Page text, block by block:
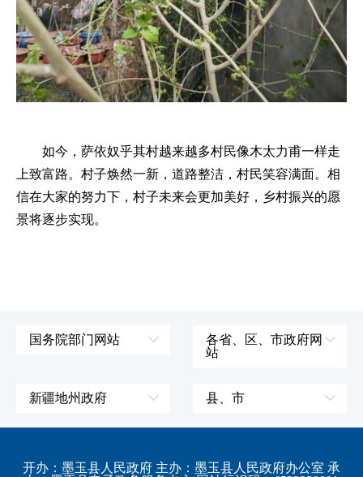
如今，萨依奴乎其村越来越多村民像木太力甫一样走
上致富路。村子焕然一新，道路整洁，村民笑容满面。相
信在大家的努力下，村子未来会更加美好，乡村振兴的愿
景将逐步实现。
国务院部门网站
国防部
各省、区、市政府网
站
新疆地州政府
伊犁哈萨克自治州
县、市
皮山县
开办：墨玉县人民政府 主办：墨玉县人民政府办公室 承